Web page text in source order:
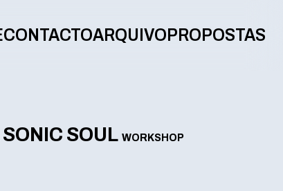
CONTACTOARQUIVO PROPOSTAS
SOUL WORKSHOP